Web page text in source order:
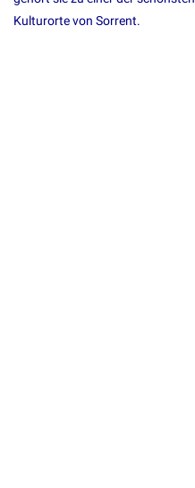
Kulturorte von Sorrent.